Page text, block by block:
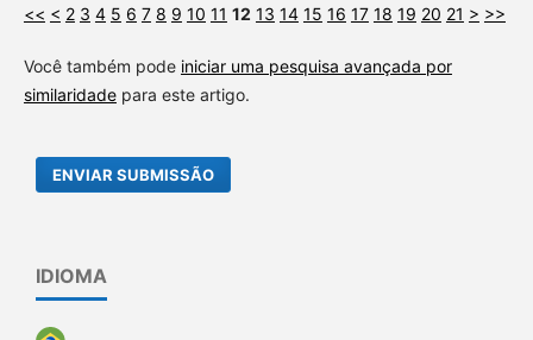
<< < 2 3 4 5 6 7 8 9 10 11 12 13 14 15 16 17 18 19 20 21 > >>
Você também pode iniciar uma pesquisa avançada por
similaridadepara este artigo.
ENVIAR SUBMISSÃO
IDIOMA